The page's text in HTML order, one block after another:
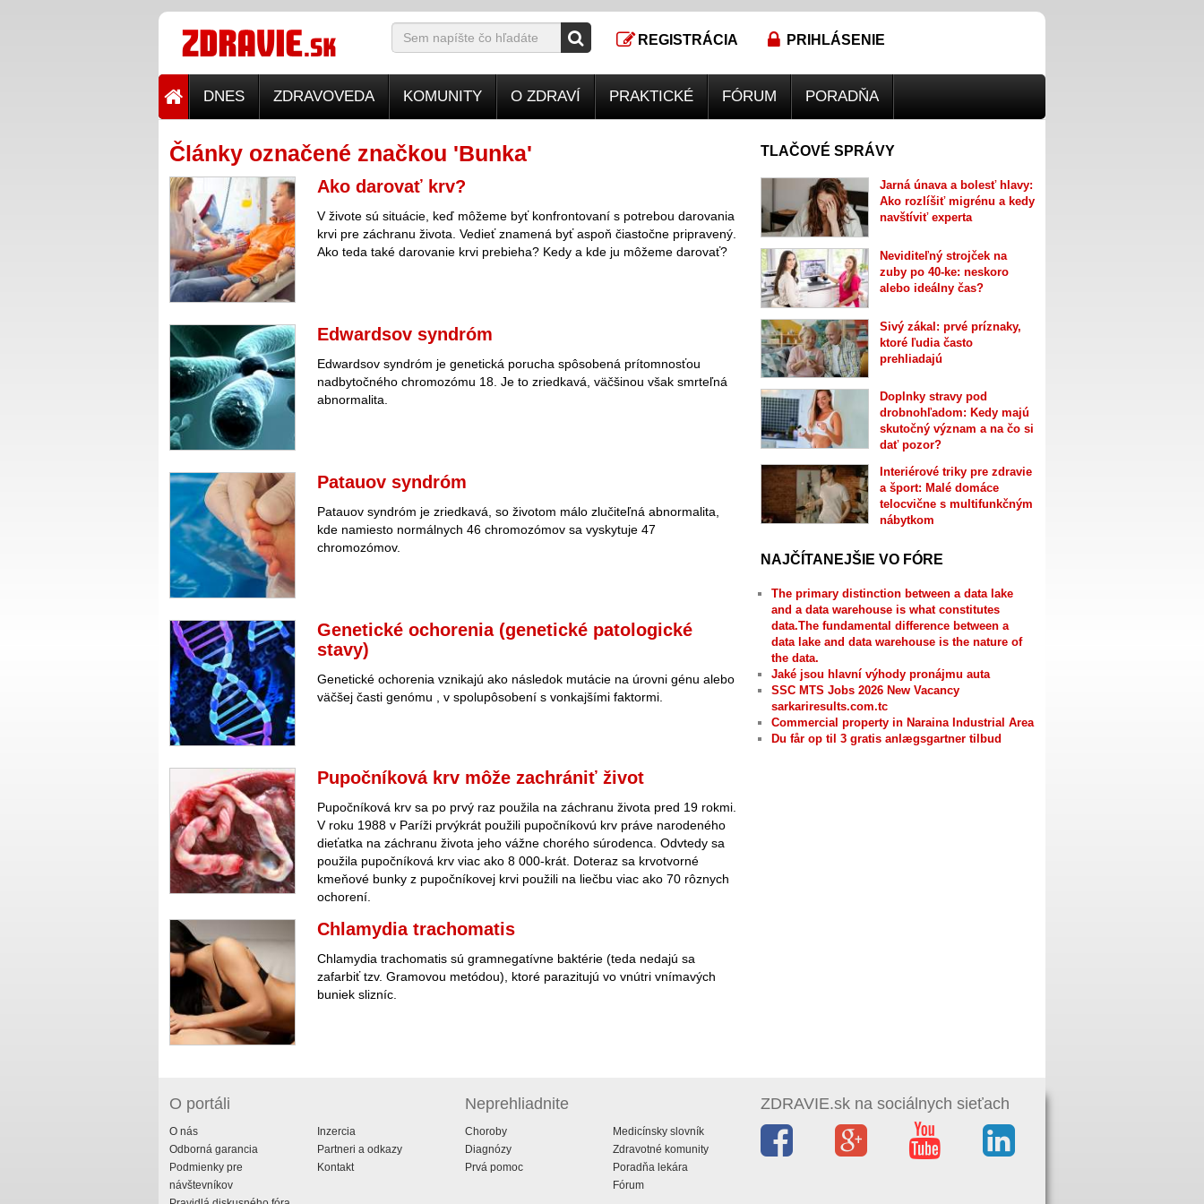
REGISTRÁCIA PRIHLÁSENIE
DNES ZDRAVOVEDA KOMUNITY O ZDRAVÍ PRAKTICKÉ FÓRUM PORADŇA
Články označené značkou 'Bunka'
Ako darovať krv?
V živote sú situácie, keď môžeme byť konfrontovaní s potrebou darovania
krvi pre záchranu života. Vedieť znamená byť aspoň čiastočne pripravený.
Ako teda také darovanie krvi prebieha? Kedy a kde ju môžeme darovať?
Edwardsov syndróm
Edwardsov syndróm je genetická porucha spôsobená prítomnosťou
nadbytočného chromozómu 18. Je to zriedkavá, väčšinou však smrteľná
abnormalita.
Patauov syndróm
Patauov syndróm je zriedkavá, so životom málo zlučiteľná abnormalita,
kde namiesto normálnych 46 chromozómov sa vyskytuje 47
chromozómov.
Genetické ochorenia (genetické patologické
stavy)
Genetické ochorenia vznikajú ako následok mutácie na úrovni génu alebo
väčšej časti genómu , v spolupôsobení s vonkajšími faktormi.
Pupočníková krv môže zachrániť život
Pupočníková krv sa po prvý raz použila na záchranu života pred 19 rokmi.
V roku 1988 v Paríži prvýkrát použili pupočníkovú krv práve narodeného
dieťatka na záchranu života jeho vážne chorého súrodenca. Odvtedy sa
použila pupočníková krv viac ako 8 000-krát. Doteraz sa krvotvorné
kmeňové bunky z pupočníkovej krvi použili na liečbu viac ako 70 rôznych
ochorení.
Chlamydia trachomatis
Chlamydia trachomatis sú gramnegatívne baktérie (teda nedajú sa
zafarbiť tzv. Gramovou metódou), ktoré parazitujú vo vnútri vnímavých
buniek slizníc.
TLAČOVÉ SPRÁVY
Jarná únava a bolesť hlavy:
Ako rozlíšiť migrénu a kedy
navštíviť experta
Neviditeľný strojček na
zuby po 40-ke: neskoro
alebo ideálny čas?
Sivý zákal: prvé príznaky,
ktoré ľudia často
prehliadajú
Doplnky stravy pod
drobnohľadom: Kedy majú
skutočný význam a na čo si
dať pozor?
Interiérové triky pre zdravie
a šport: Malé domáce
telocvične s multifunkčným
nábytkom
NAJČÍTANEJŠIE VO FÓRE
The primary distinction between a data lake
and a data warehouse is what constitutes
data.The fundamental difference between a
data lake and data warehouse is the nature of
the data.
Jaké jsou hlavní výhody pronájmu auta
SSC MTS Jobs 2026 New Vacancy
sarkariresults.com.tc
Commercial property in Naraina Industrial Area
Du får op til 3 gratis anlægsgartner tilbud
O portáli
O nás
Odborná garancia
Podmienky pre
návštevníkov
Inzercia
Partneri a odkazy
Kontakt
Neprehliadnite
Choroby
Diagnózy
Prvá pomoc
Medicínsky slovník
Zdravotné komunity
Poradňa lekára
Fórum
ZDRAVIE.sk na sociálnych sieťach